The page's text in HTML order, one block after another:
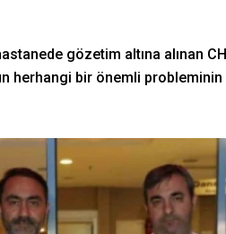
gözetim altına alınan
herhangi bir önemli probleminin